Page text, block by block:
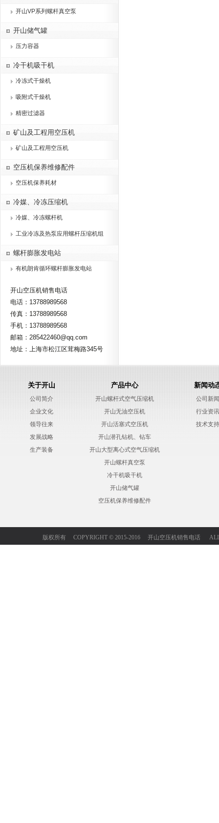
开山VP系列螺杆真空泵
开山储气罐
压力容器
冷干机吸干机
冷冻式干燥机
吸附式干燥机
精密过滤器
矿山及工程用空压机
矿山及工程用空压机
空压机保养维修配件
空压机保养耗材
冷媒、冷冻压缩机
冷媒、冷冻螺杆机
工业冷冻及热泵应用螺杆压缩机组
螺杆膨胀发电站
有机朗肯循环螺杆膨胀发电站
开山空压机销售电话
电话：13788989568
传真：13788989568
手机：13788989568
邮箱：285422460@qq.com
地址：上海市松江区茸梅路345号
关于开山
公司简介
企业文化
领导往来
发展战略
生产装备
产品中心
开山螺杆式空气压缩机
开山无油空压机
开山活塞式空压机
开山潜孔钻机、钻车
开山大型离心式空气压缩机
开山螺杆真空泵
冷干机吸干机
开山储气罐
空压机保养维修配件
新闻动
公司新闻
行业资讯
技术支持
版权所有 COPYRIGHT © 2015-2016 开山空压机销售电话